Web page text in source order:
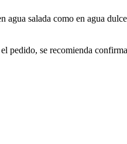
salada como en agua
pedido, se recomienda